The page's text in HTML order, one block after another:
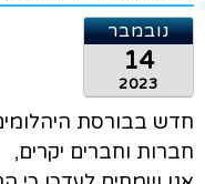
נובמבר
14
2023
חדש בבורסת
חברות וחברים יקרים,